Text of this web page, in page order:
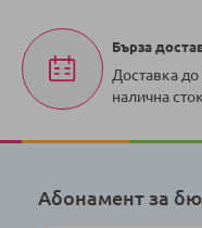
Бърза
Доставка
налична
Абонамент за